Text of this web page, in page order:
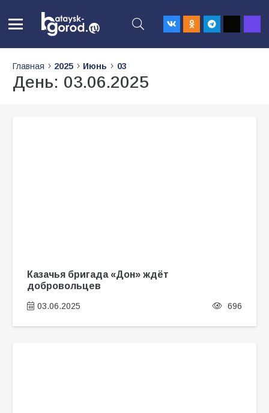
Главная 2025 Июнь 03
День: 03.06.2025
Казачья бригада «Дон» ждёт
добровольцев
03.06.2025 696